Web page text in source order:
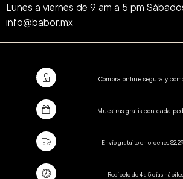
Lunes a viernes de 9 am a 5 pm
info@babor.mx
Compra online segura y
Muestras gratis con cada
Envío gratuito en ordenes
Recíbelo de 4 a 5 días hábiles